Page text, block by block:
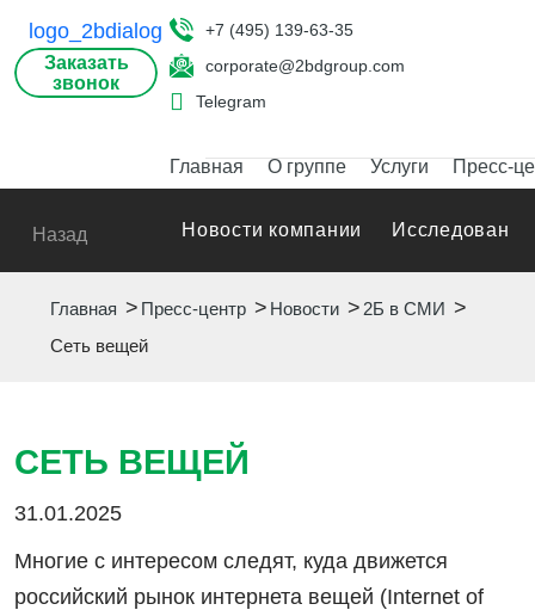
Заказать
звонок
+7 (495) 139-63-35
corporate@2bdgroup.com
Telegram
Главная О группе Услуги Пресс-
Назад Новости компании Исследования
Главная Пресс-центр Новости
2Б в СМИ
Сеть вещей
СЕТЬ ВЕЩЕЙ
31.01.2025
Многие с интересом следят, куда движется
российский рынок интернета вещей (Internet of